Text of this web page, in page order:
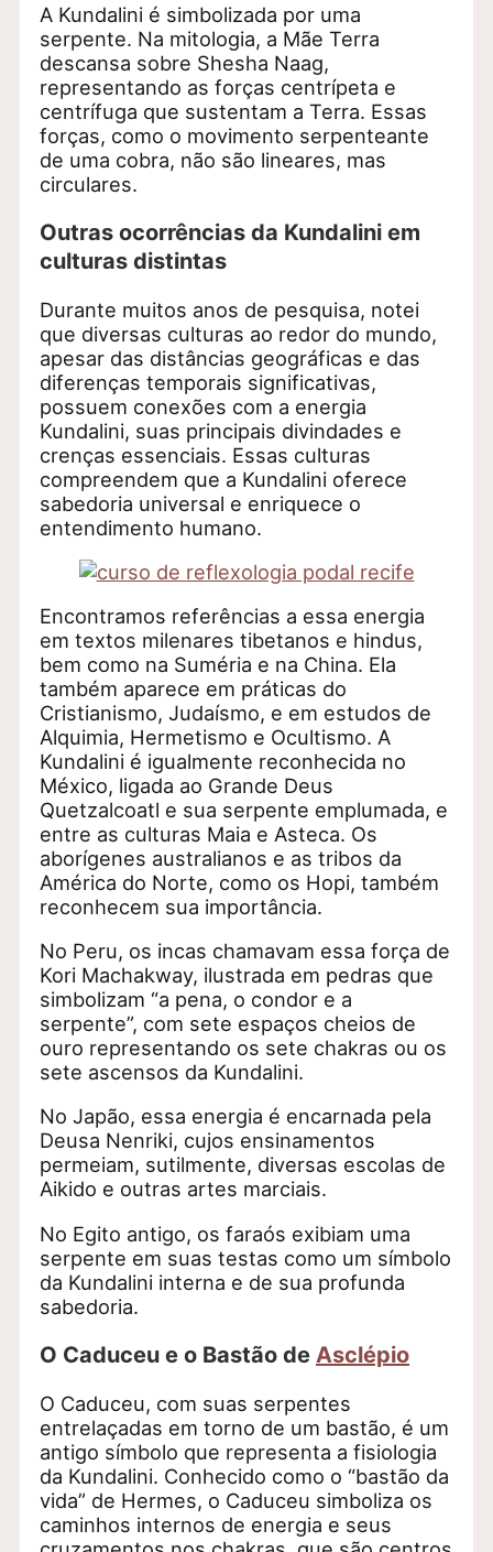
A Kundalini é simbolizada por uma
serpente. Na mitologia, a Mãe Terra
descansa sobre Shesha Naag,
representando as forças centrípeta e
centrífuga que sustentam a Terra. Essas
forças, como o movimento serpenteante
de uma cobra, não são lineares, mas
circulares.
Outras ocorrências da Kundalini em
culturas distintas
Durante muitos anos de pesquisa, notei
que diversas culturas ao redor do mundo,
apesar das distâncias geográficas e das
diferenças temporais significativas,
possuem conexões com a energia
Kundalini, suas principais divindades e
crenças essenciais. Essas culturas
compreendem que a Kundalini oferece
sabedoria universal e enriquece o
entendimento humano.
Encontramos referências a essa energia
em textos milenares tibetanos e hindus,
bem como na Suméria e na China. Ela
também aparece em práticas do
Cristianismo, Judaísmo, e em estudos de
Alquimia, Hermetismo e Ocultismo. A
Kundalini é igualmente reconhecida no
México, ligada ao Grande Deus
Quetzalcoatl e sua serpente emplumada, e
entre as culturas Maia e Asteca. Os
aborígenes australianos e as tribos da
América do Norte, como os Hopi, também
reconhecem sua importância.
No Peru, os incas chamavam essa força de
Kori Machakway, ilustrada em pedras que
simbolizam “a pena, o condor e a
serpente”, com sete espaços cheios de
ouro representando os sete chakras ou os
sete ascensos da Kundalini.
No Japão, essa energia é encarnada pela
Deusa Nenriki, cujos ensinamentos
permeiam, sutilmente, diversas escolas de
Aikido e outras artes marciais.
No Egito antigo, os faraós exibiam uma
serpente em suas testas como um símbolo
da Kundalini interna e de sua profunda
sabedoria.
O Caduceu e o Bastão de Asclépio
O Caduceu, com suas serpentes
entrelaçadas em torno de um bastão, é um
antigo símbolo que representa a fisiologia
da Kundalini. Conhecido como o “bastão da
vida” de Hermes, o Caduceu simboliza os
caminhos internos de energia e seus